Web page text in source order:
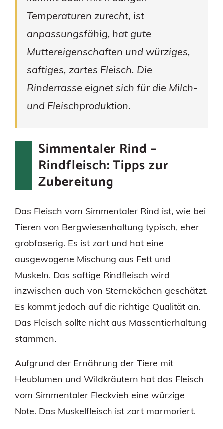
Temperaturen zurecht, ist
anpassungsfähig, hat gute
Muttereigenschaften und würziges,
saftiges, zartes Fleisch. Die
Rinderrasse eignet sich für die Milch-
und Fleischproduktion.
Simmentaler Rind –
Rindfleisch: Tipps zur
Zubereitung
Das Fleisch vom Simmentaler Rind ist, wie bei
Tieren von Bergwiesenhaltung typisch, eher
grobfaserig. Es ist zart und hat eine
ausgewogene Mischung aus Fett und
Muskeln. Das saftige Rindfleisch wird
inzwischen auch von Sterneköchen geschätzt.
Es kommt jedoch auf die richtige Qualität an.
Das Fleisch sollte nicht aus Massentierhaltung
stammen.
Aufgrund der Ernährung der Tiere mit
Heublumen und Wildkräutern hat das Fleisch
vom Simmentaler Fleckvieh eine würzige
Note. Das Muskelfleisch ist zart marmoriert.